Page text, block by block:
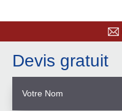
Devis gratuit